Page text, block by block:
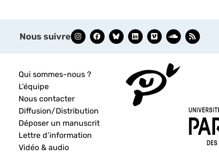
Nous suivre
Qui sommes-nous ?
L’équipe
Nous contacter
Diffusion/Distribution
Déposer un manuscrit
Lettre d’information
Vidéo & audio